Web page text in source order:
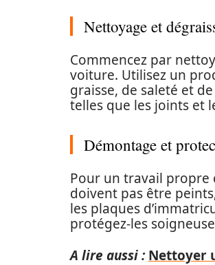
Nettoyage et
Commencez par
voiture. Utilisez un
graisse, de saleté et
telles que les joints et
Démontage et
Pour un travail propre
doivent pas être
les plaques
protégez-les
A lire aussi : Nettoyer